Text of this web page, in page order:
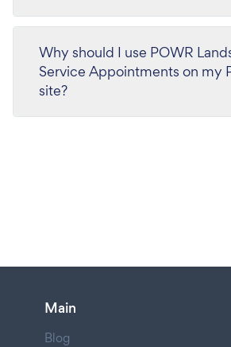
Why should I use POWR
Service Appointments on my
site?
Main
Blog